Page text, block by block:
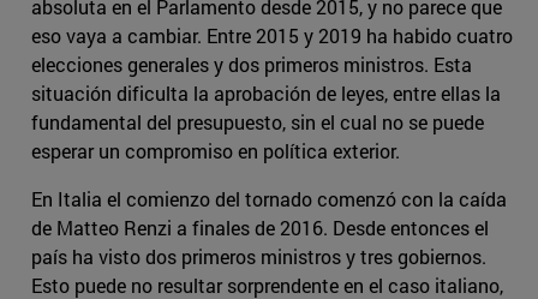
absoluta en el Parlamento desde 2015, y no parece que
eso vaya a cambiar. Entre 2015 y 2019 ha habido cuatro
elecciones generales y dos primeros ministros. Esta
situación dificulta la aprobación de leyes, entre ellas la
fundamental del presupuesto, sin el cual no se puede
esperar un compromiso en política exterior.
En Italia el comienzo del tornado comenzó con la caída
de Matteo Renzi a finales de 2016. Desde entonces el
país ha visto dos primeros ministros y tres gobiernos.
Esto puede no resultar sorprendente en el caso italiano,